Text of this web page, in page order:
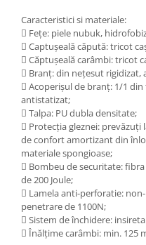
Manusi PVC
Manusi textil
Manusi tricot impregnat
Manusi zale
Outdoor
Imbracaminte Outdoor
Incaltaminte Outdoor
Curatenie si igiena
Protectia capului
Caracteristici si materiale:
 Fețe: piele nubuk,
 Captușeală căpută: tricot
 Căptușeală carâmbi: tricot
 Branț: din neţesut rigidizat,
 Acoperişul de branţ: 1/1
antistatizat;
 Talpa: PU dubla densitate;
 Protecția gleznei:
de confort amortizant din
materiale spongioase;
 Bombeu de securitate:
de 200 Joule;
 Lamela anti-perforatie:
penetrare de 1100N;
 Sistem de închidere:
 Înălţime carâmbi: min. 125